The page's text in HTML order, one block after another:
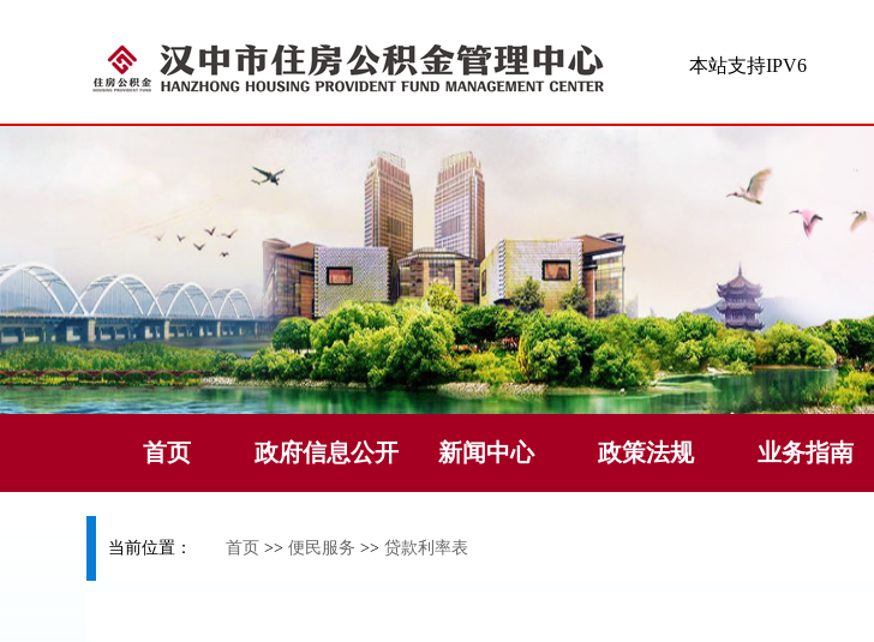
本站支持IPV6
首页 政府信息公开 新闻中心 政策法规 业务指南
当前位置： 首页 >> 便民服务 >> 贷款利率表